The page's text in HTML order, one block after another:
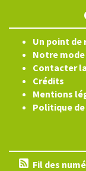
Un point de
Notre
Contacter
Crédits
Mentions
Politique
Fil des